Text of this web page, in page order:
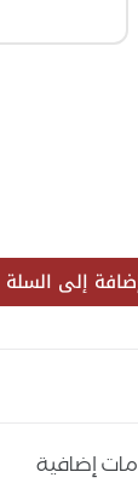
إلى السلة
إضافية